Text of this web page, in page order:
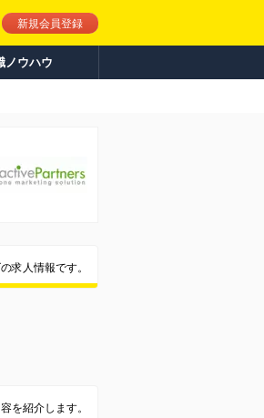
新規会員登録
ノウハウ
求人情報です。
を紹介します。